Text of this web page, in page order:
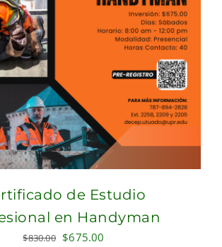
de Estudio
en Handyman
$830.00 Original
$675.00